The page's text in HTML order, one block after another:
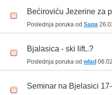
Bećiroviću Jezerine za
Poslednja poruka od Sapa
Bjalasica - ski lift..?
Poslednja poruka od wlad
Seminar na Bjelasici